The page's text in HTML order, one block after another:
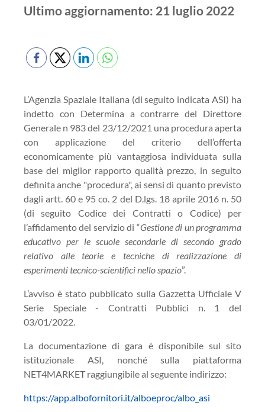
Ultimo aggiornamento: 21 luglio 2022
L’Agenzia Spaziale Italiana (di seguito indicata ASI) ha
indetto con Determina a contrarre del Direttore
Generale n 983 del 23/12/2021 una procedura aperta
con applicazione del criterio dell’offerta
economicamente più vantaggiosa individuata sulla
base del miglior rapporto qualità prezzo, in seguito
definita anche "procedura", ai sensi di quanto previsto
dagli artt. 60 e 95 co. 2 del D.lgs. 18 aprile 2016 n. 50
(di seguito Codice dei Contratti o Codice) per
l’affidamento del servizio di “Gestione di un programma
educativo per le scuole secondarie di secondo grado
relativo alle teorie e tecniche di realizzazione di
esperimenti tecnico-scientifici nello spazio”.
L’avviso è stato pubblicato sulla Gazzetta Ufficiale V
Serie Speciale - Contratti Pubblici n. 1 del
03/01/2022.
La documentazione di gara è disponibile sul sito
istituzionale ASI, nonché sulla piattaforma
NET4MARKET raggiungibile al seguente indirizzo:
https://app.albofornitori.it/alboeproc/albo_asi